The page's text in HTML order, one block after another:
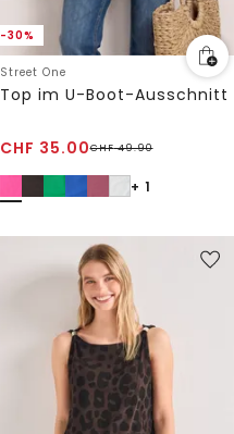
-30%
Street One
Top im U-Boot-Ausschnitt
CHF 35.00CHF49.90
+ 1